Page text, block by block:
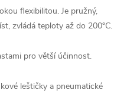
flexibilitou. Je pružný,
zvládá teploty až do 200°C.
pro větší účinnost.
leštičky a pneumatické